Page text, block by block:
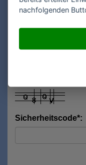
Sicherheitscode*:
nachfolgenden